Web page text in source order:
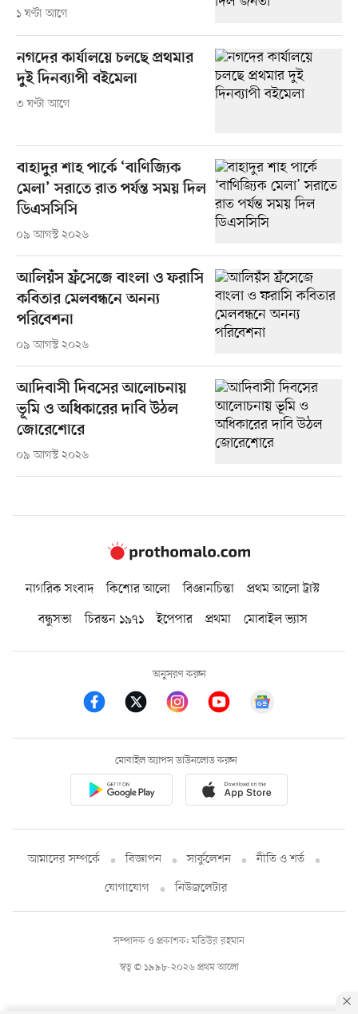
১ ঘণ্টা আগে
নগদের কার্যালয়ে চলছে প্রথমার
দুই দিনব্যাপী বইমেলা
৩ ঘণ্টা আগে
বাহাদুর শাহ পার্কে ‘বাণিজ্যিক
মেলা’ সরাতে রাত পর্যন্ত সময় দিল
ডিএসসিসি
০৯ আগস্ট ২০২৬
আলিয়ঁস ফ্রঁসেজে বাংলা ও ফরাসি
কবিতার মেলবন্ধনে অনন্য
পরিবেশনা
০৯ আগস্ট ২০২৬
আদিবাসী দিবসের আলোচনায়
ভূমি ও অধিকারের দাবি উঠল
জোরেশোরে
০৯ আগস্ট ২০২৬
নাগরিক সংবাদ কিশোর আলো বিজ্ঞানচিন্তা
প্রথম আলো ট্রাস্ট
বন্ধুসভা
চিরন্তন ১৯৭১ ইপেপার প্রথমা মোবাইল ভ্যাস
অনুসরণ করুন
মোবাইল অ্যাপস ডাউনলোড করুন
আমাদের সম্পর্কে বিজ্ঞাপন সার্কুলেশন
নীতি ও শর্ত
যোগাযোগ
নিউজলেটার
স্বত্ব © ১৯৯৮-২০২৬ প্রথম আলো
সম্পাদক ও প্রকাশক: মতিউর রহমান